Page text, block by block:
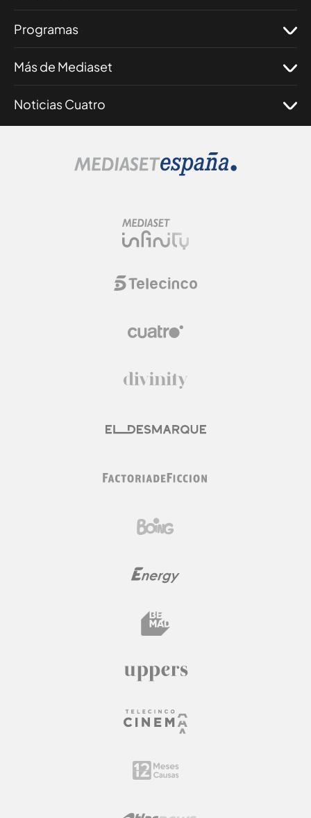
Programas
Más de Mediaset
Noticias Cuatro